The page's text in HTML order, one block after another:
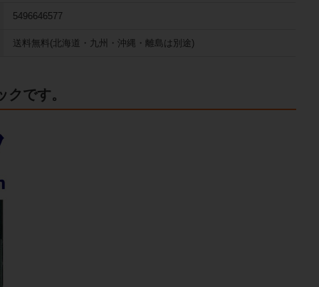
5496646577
送料無料(北海道・九州・沖縄・離島は別途)
です。